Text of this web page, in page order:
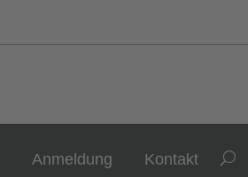
Anmeldung Kontakt